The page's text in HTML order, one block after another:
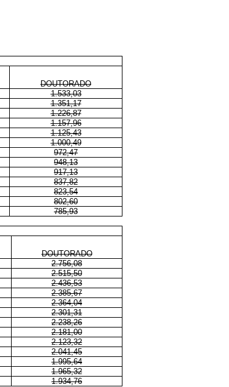
DOUTORADO
1.533,03
1.351,17
1.226,87
1.157,96
1.125,43
1.000,49
972,47
948,13
917,13
837,82
823,54
802,60
785,93
DOUTORADO
2.756,08
2.515,50
2.436,53
2.385,67
2.364,04
2.301,31
2.238,26
2.181,00
2.123,32
2.041,45
1.995,64
1.965,32
1.934,76